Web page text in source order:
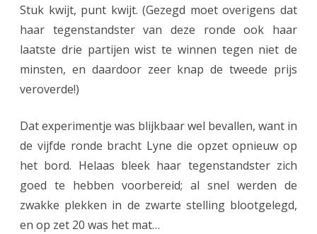
e
l
g
t
Stuk kwijt, punt kwijt. (Gezegd moet overigens dat
haar tegenstandster van deze ronde ook haar
laatste drie partijen wist te winnen tegen niet de
minsten, en daardoor zeer knap de tweede prijs
veroverde!)
Dat experimentje was blijkbaar wel bevallen, want in
de vijfde ronde bracht Lyne die opzet opnieuw op
het bord. Helaas bleek haar tegenstandster zich
goed te hebben voorbereid; al snel werden de
zwakke plekken in de zwarte stelling blootgelegd,
en op zet 20 was het mat…